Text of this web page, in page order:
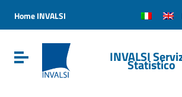
Vai al menu di navigazione
Vai al footer
Home INVALSI
Attiva / disattiva la navigazione
INVALSI
Statistico